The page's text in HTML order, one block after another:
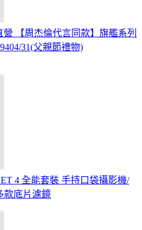
【周杰倫代言同款】旗艦系列
31(父親節禮物)
4 全能套裝 手持口袋攝影機/
款底片濾鏡